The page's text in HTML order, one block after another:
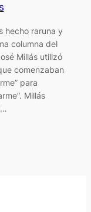
hecho raruna y
columna del
Millás utilizó
comenzaban
para
Millás